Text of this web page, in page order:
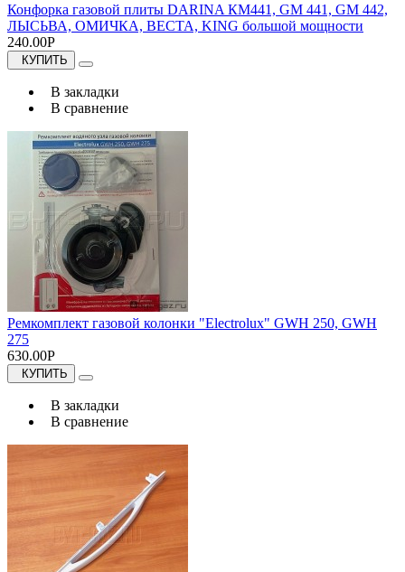
Конфорка газовой плиты DARINA КМ441, GM 441, GM 442,
ЛЫСЬВА, ОМИЧКА, ВЕСТА, KING большой мощности
240.00Р
КУПИТЬ
В закладки
В сравнение
Ремкомплект газовой колонки "Electrolux" GWH 250, GWH
275
630.00Р
КУПИТЬ
В закладки
В сравнение